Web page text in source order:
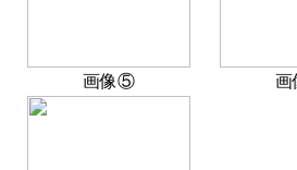
画像⑤